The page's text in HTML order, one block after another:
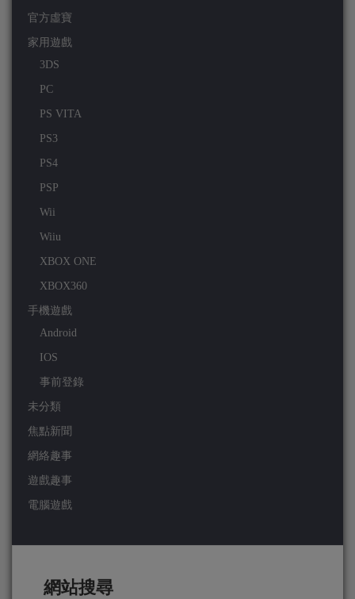
官方虛寶
家用遊戲
3DS
PC
PS VITA
PS3
PS4
PSP
Wii
Wiiu
XBOX ONE
XBOX360
手機遊戲
Android
IOS
事前登錄
未分類
焦點新聞
網絡趣事
遊戲趣事
電腦遊戲
網站搜尋